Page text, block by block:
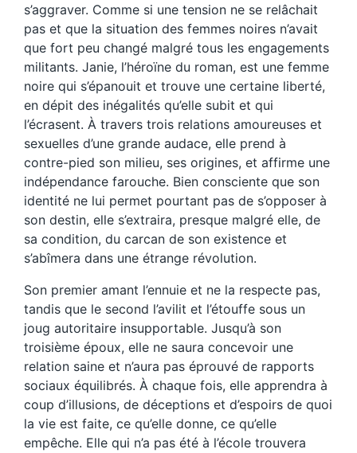
s’aggraver. Comme si une tension ne se relâchait
pas et que la situation des femmes noires n’avait
que fort peu changé malgré tous les engagements
militants. Janie, l’héroïne du roman, est une femme
noire qui s’épanouit et trouve une certaine liberté,
en dépit des inégalités qu’elle subit et qui
l’écrasent. À travers trois relations amoureuses et
sexuelles d’une grande audace, elle prend à
contre-pied son milieu, ses origines, et affirme une
indépendance farouche. Bien consciente que son
identité ne lui permet pourtant pas de s’opposer à
son destin, elle s’extraira, presque malgré elle, de
sa condition, du carcan de son existence et
s’abîmera dans une étrange révolution.
Son premier amant l’ennuie et ne la respecte pas,
tandis que le second l’avilit et l’étouffe sous un
joug autoritaire insupportable. Jusqu’à son
troisième époux, elle ne saura concevoir une
relation saine et n’aura pas éprouvé de rapports
sociaux équilibrés. À chaque fois, elle apprendra à
coup d’illusions, de déceptions et d’espoirs de quoi
la vie est faite, ce qu’elle donne, ce qu’elle
empêche. Elle qui n’a pas été à l’école trouvera